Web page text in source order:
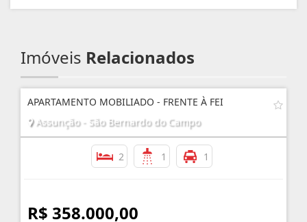
Imóveis Relacionados
APARTAMENTO MOBILIADO - FRENTE À FEI
Assunção - São Bernardo do Campo
2 1 1
R$ 358.000,00